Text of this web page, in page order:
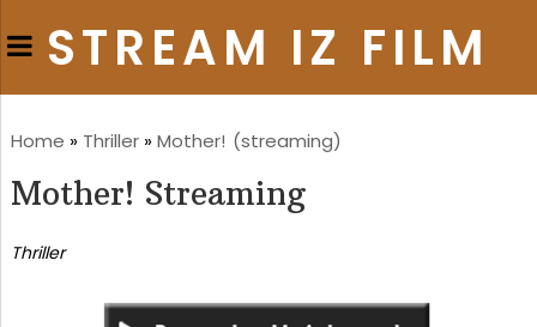
STREAM IZ FILM
Home » Thriller »Mother! (streaming)
Mother! Streaming
Thriller